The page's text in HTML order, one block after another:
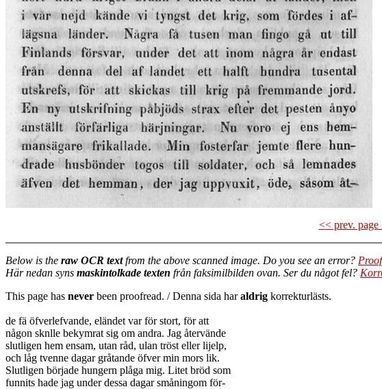
<< prev.
Below is the raw OCR textfrom the above scanned image. Do you see an error?
Här nedan syns maskintolkade texten från faksimilbilden ovan. Ser du något fel?
This page has never been proofread. / Denna sida haraldrig korrekturlästs.
de fä öfverlefvande, eländet var för stort, för att
någon sknlle bekymrat sig om andra. Jag återvände
slutligen hem ensam, utan råd, ulan tröst eller lijelp,
och låg tvenne dagar gråtande öfver min mors lik.
Slutligen började hungern plåga mig. Litet bröd som
funnits hade jag under dessa dagar småningom för-